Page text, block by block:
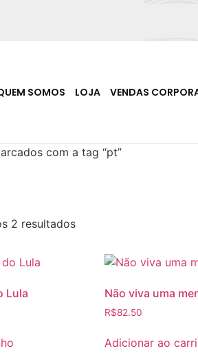
SOMOS LOJA VENDAS
com a tag “pt”
2 resultados
Lula Não viva uma
R$82.50
Adicionar ao